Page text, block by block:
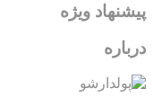
پیشنهاد ویژه
درباره